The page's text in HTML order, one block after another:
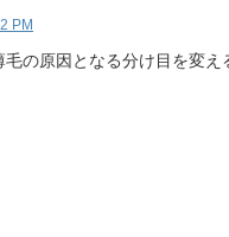
PM
の原因となる分け目を変え